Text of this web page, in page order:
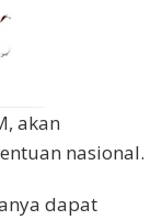
akan
nasional.
dapat